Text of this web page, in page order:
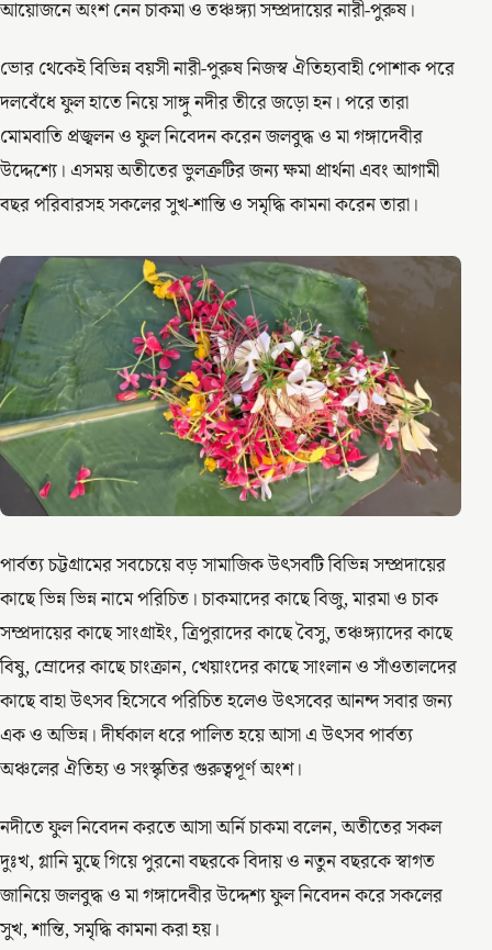
আয়োজনে অংশ নেন চাকমা ও তঞ্চঙ্গ্যা সম্প্রদায়ের নারী-পুরুষ।
ভোর থেকেই বিভিন্ন বয়সী নারী-পুরুষ নিজস্ব ঐতিহ্যবাহী পোশাক পরে
দলবেঁধে ফুল হাতে নিয়ে সাঙ্গু নদীর তীরে জড়ো হন। পরে তারা
মোমবাতি প্রজ্বলন ও ফুল নিবেদন করেন জলবুদ্ধ ও মা গঙ্গাদেবীর
উদ্দেশ্যে। এসময় অতীতের ভুলত্রুটির জন্য ক্ষমা প্রার্থনা এবং আগামী
বছর পরিবারসহ সকলের সুখ-শান্তি ও সমৃদ্ধি কামনা করেন তারা।
পার্বত্য চট্টগ্রামের সবচেয়ে বড় সামাজিক উৎসবটি বিভিন্ন সম্প্রদায়ের
কাছে ভিন্ন ভিন্ন নামে পরিচিত। চাকমাদের কাছে বিজু, মারমা ও চাক
সম্প্রদায়ের কাছে সাংগ্রাইং, ত্রিপুরাদের কাছে বৈসু, তঞ্চঙ্গ্যাদের কাছে
বিষু, ম্রোদের কাছে চাংক্রান, খেয়াংদের কাছে সাংলান ও সাঁওতালদের
কাছে বাহা উৎসব হিসেবে পরিচিত হলেও উৎসবের আনন্দ সবার জন্য
এক ও অভিন্ন। দীর্ঘকাল ধরে পালিত হয়ে আসা এ উৎসব পার্বত্য
অঞ্চলের ঐতিহ্য ও সংস্কৃতির গুরুত্বপূর্ণ অংশ।
নদীতে ফুল নিবেদন করতে আসা অর্নি চাকমা বলেন, অতীতের সকল
দুঃখ, গ্লানি মুছে গিয়ে পুরনো বছরকে বিদায় ও নতুন বছরকে স্বাগত
জানিয়ে জলবুদ্ধ ও মা গঙ্গাদেবীর উদ্দেশ্য ফুল নিবেদন করে সকলের
সুখ, শান্তি, সমৃদ্ধি কামনা করা হয়।